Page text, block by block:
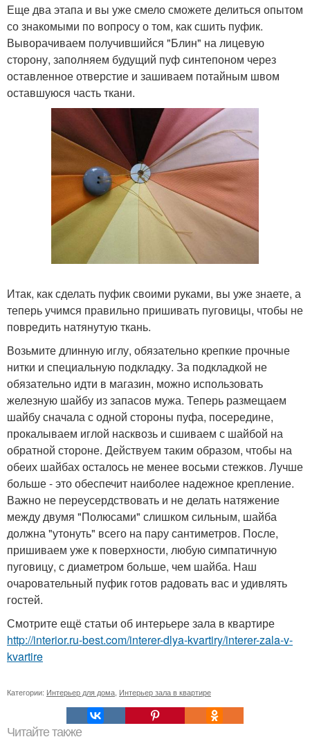
Еще два этапа и вы уже смело сможете делиться опытом
со знакомыми по вопросу о том, как сшить пуфик.
Выворачиваем получившийся "Блин" на лицевую
сторону, заполняем будущий пуф синтепоном через
оставленное отверстие и зашиваем потайным швом
оставшуюся часть ткани.
Итак, как сделать пуфик своими руками, вы уже знаете, а
теперь учимся правильно пришивать пуговицы, чтобы не
повредить натянутую ткань.
Возьмите длинную иглу, обязательно крепкие прочные
нитки и специальную подкладку. За подкладкой не
обязательно идти в магазин, можно использовать
железную шайбу из запасов мужа. Теперь размещаем
шайбу сначала с одной стороны пуфа, посередине,
прокалываем иглой насквозь и сшиваем с шайбой на
обратной стороне. Действуем таким образом, чтобы на
обеих шайбах осталось не менее восьми стежков. Лучше
больше - это обеспечит наиболее надежное крепление.
Важно не переусердствовать и не делать натяжение
между двумя "Полюсами" слишком сильным, шайба
должна "утонуть" всего на пару сантиметров. После,
пришиваем уже к поверхности, любую симпатичную
пуговицу, с диаметром больше, чем шайба. Наш
очаровательный пуфик готов радовать вас и удивлять
гостей.
Смотрите ещё статьи об интерьере зала в квартире
http://interior.ru-best.com/interer-dlya-kvartiry/interer-zala-v-
kvartire
Категории: Интерьер для дома Интерьер зала в квартире
Читайте также